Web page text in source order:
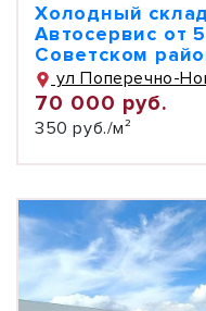
Холодный
Автосервис от
Советском
ул Поперечно-
70 000 руб.
350 руб./м²